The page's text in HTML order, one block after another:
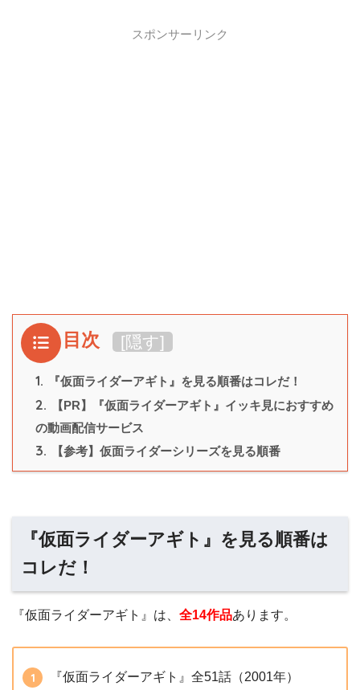
スポンサーリンク
目次 [隠す]
1. 『仮面ライダーアギト』を見る順番はコレだ！
2.
【PR】『仮面ライダーアギト』イッキ見におすすめ
の動画配信サービス
3. 【参考】仮面ライダーシリーズを見る順番
『仮面ライダーアギト』を見る順番は
コレだ！
『仮面ライダーアギト』は、 全14作品あります。
『仮面ライダーアギト』全51話（2001年）